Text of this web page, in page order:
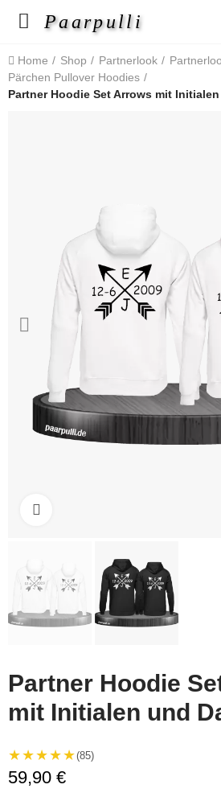
Paarpulli
Home Shop Partnerlook
Pärchen Pullover Hoodies
Partner Hoodie Set Arrows mit
Partner Hoodie
mit Initialen und
★★★★★(85)
59,90 €